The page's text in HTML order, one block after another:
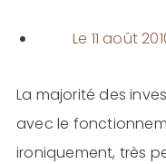
Le 11 août
La majorité des
avec le
ironiquement, très